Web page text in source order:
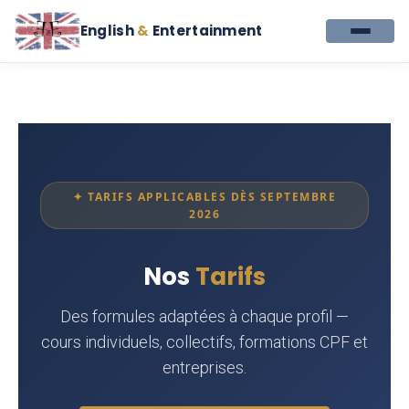
English& Entertainment
✦ TARIFS APPLICABLES DÈS SEPTEMBRE
2026
Nos Tarifs
Des formules adaptées à chaque profil —
cours individuels, collectifs, formations CPF et
entreprises.